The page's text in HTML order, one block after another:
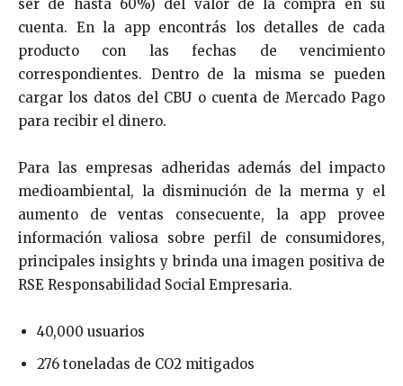
ser de hasta 60%) del valor de la compra en su
cuenta. En la app encontrás los detalles de cada
producto con las fechas de vencimiento
correspondientes. Dentro de la misma se pueden
cargar los datos del CBU o cuenta de Mercado Pago
para recibir el dinero.
Para las empresas adheridas además del impacto
medioambiental, la disminución de la merma y el
aumento de ventas consecuente, la app provee
información valiosa sobre perfil de consumidores,
principales insights y brinda una imagen positiva de
RSE Responsabilidad Social Empresaria.
40,000 usuarios
276 toneladas de CO2 mitigados